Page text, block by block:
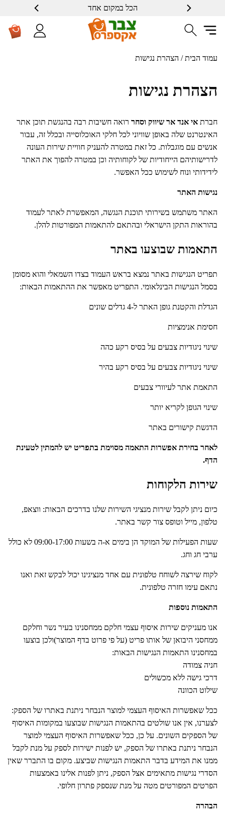
הכל במקום אחד
עמוד הבית/ הצהרת נגישות
הצהרת נגישות
חברת אי אנד אר שיווק וסחר רואה חשיבות רבה בהנגשת תוכן אתר
האינטרנט שלה באופן שוויוני לכל חלקי האוכלוסייה ובכלל זה, עבור
אנשים עם מוגבלות. כל זאת במטרה להעניק חוויית שירות העונה
לדרישותיהם הייחודיות של לקוחותיה וכן במטרה להפוך את האתר
לידידותי ונוח לשימוש ככל האפשר.
נגישות האתר
האתר משתמש בשירותי תוכנת הנגשה, המאפשרת לאתר לעמוד
בהוראות התקן הישראלי ובהתאם להתאמות המפורטות להלן.
התאמות שבוצעו באתר
תפריט הנגישות באתר נמצא בראש העמוד בצדו השמאלי והוא מסומן
בסמל הנגישות הבינלאומי. התפריט מאפשר את ההתאמות הבאות:
הגדלת והקטנת גופן האתר ל-4 גדלים שונים
חסימת אנימציות
שינוי ניגודיות צבעים על בסיס רקע כהה
שינוי ניגודיות צבעים על בסיס רקע בהיר
התאמת אתר לעיוורי צבעים
שינוי הגופן לקריא יותר
הדגשת קישורים באתר
לאחר בחירת אפשרות התאמה מסוימת בתפריט יש להמתין לטעינת
הדף.
שירות הלקוחות
כיום ניתן לקבל שירות מנציגי השירות שלנו בדרכים הבאות: ווצאפ,
טלפון, מייל וטופס צור קשר באתר.
שעות הפעילות של המוקד הן בימים א-ה בשעות 09:00-17:00 לא כולל
ערבי חג וחג.
לקוח שירצה לשוחח טלפונית עם אחד מנציגינו יכול לבקש זאת ואנו
נתאם עימו חזרה טלפונית.
התאמות נוספות
אנו מעניקים שירות איסוף עצמי חלקם ממחסנינו בעיר נשר וחלקם
ממחסני היבואן של אותו פריט (על פי פרוט בדף המוצר)ולכן בוצעו
במחסנינו התאמות הנגישות הבאות:
חניה צמודה
דרכי גישה ללא מכשולים
שילוט הכוונה
ככל שאפשרות האיסוף העצמי למוצר הנבחר ניתנת באתרו של הספק:
לצערנו, אין אנו שולטים בהתאמות הנגישות שבוצעו במקומות האיסוף
של הספקים השונים. על כן, ככל שאפשרות האיסוף העצמי למוצר
הנבחר ניתנת באתרו של הספק, יש לפנות ישירות לספק על מנת לקבל
ממנו את המידע בדבר התאמות הנגישות שביצע. מקום בו התברר שאין
הסדרי נגישות מתאימים אצל הספק, ניתן לפנות אלינו באמצעות
הפרטים המפורטים מטה על מנת שנספק פתרון חלופי.
הבהרה